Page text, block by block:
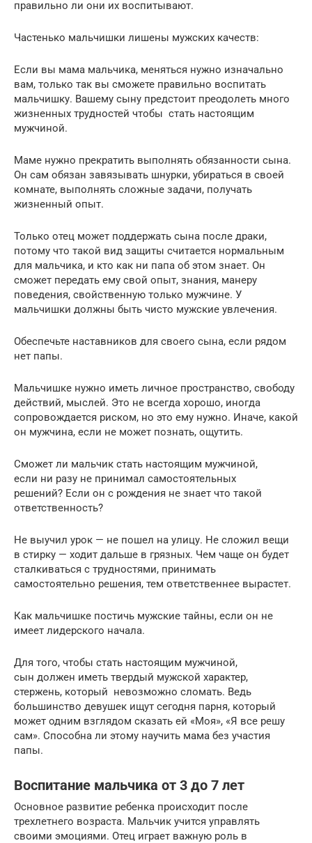
правильно ли они их воспитывают.
Частенько мальчишки лишены мужских качеств:
Если вы мама мальчика, меняться нужно изначально
вам, только так вы сможете правильно воспитать
мальчишку. Вашему сыну предстоит преодолеть много
жизненных трудностей чтобы стать настоящим
мужчиной.
Маме нужно прекратить выполнять обязанности сына.
Он сам обязан завязывать шнурки, убираться в своей
комнате, выполнять сложные задачи, получать
жизненный опыт.
Только отец может поддержать сына после драки,
потому что такой вид защиты считается нормальным
для мальчика, и кто как ни папа об этом знает. Он
сможет передать ему свой опыт, знания, манеру
поведения, свойственную только мужчине. У
мальчишки должны быть чисто мужские увлечения.
Обеспечьте наставников для своего сына, если рядом
нет папы.
Мальчишке нужно иметь личное пространство, свободу
действий, мыслей. Это не всегда хорошо, иногда
сопровождается риском, но это ему нужно. Иначе, какой
он мужчина, если не может познать, ощутить.
Сможет ли мальчик стать настоящим мужчиной,
если ни разу не принимал самостоятельных
решений? Если он с рождения не знает что такой
ответственность?
Не выучил урок — не пошел на улицу. Не сложил вещи
в стирку — ходит дальше в грязных. Чем чаще он будет
сталкиваться с трудностями, принимать
самостоятельно решения, тем ответственнее вырастет.
Как мальчишке постичь мужские тайны, если он не
имеет лидерского начала.
Для того, чтобы стать настоящим мужчиной,
сын должен иметь твердый мужской характер,
стержень, который невозможно сломать. Ведь
большинство девушек ищут сегодня парня, который
может одним взглядом сказать ей «Моя», «Я все решу
сам». Способна ли этому научить мама без участия
папы.
Воспитание мальчика от 3 до 7 лет
Основное развитие ребенка происходит после
трехлетнего возраста. Мальчик учится управлять
своими эмоциями. Отец играет важную роль в